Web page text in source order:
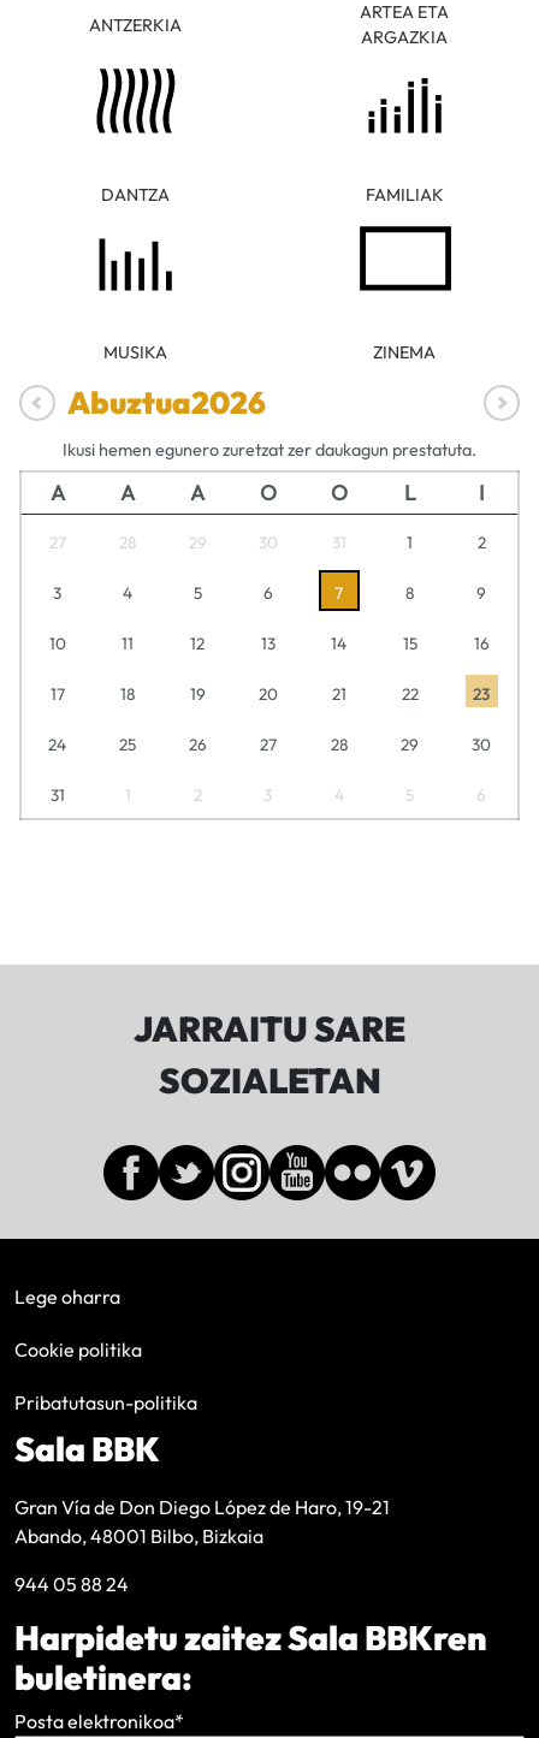
ANTZERKIA
ARTEA ETA
ARGAZKIA
DANTZA FAMILIAK
MUSIKA ZINEMA
Abuztua2026
Ikusi hemen egunero zuretzat zer daukagun prestatuta.
A A A O O L I
27 28 29 30 31 1 2
3 4 5 6 7 8 9
10 11 12 13 14 15 16
17 18 19 20 21 22 23
24 25 26 27 28 29 30
31 1 2 3 4 5 6
JARRAITU SARE
SOZIALETAN
Lege oharra
Cookie politika
Pribatutasun-politika
Sala BBK
Gran Vía de Don Diego López de Haro, 19-21
Abando, 48001 Bilbo, Bizkaia
944 05 88 24
Harpidetu zaitez Sala BBKren
buletinera:
Posta elektronikoa*